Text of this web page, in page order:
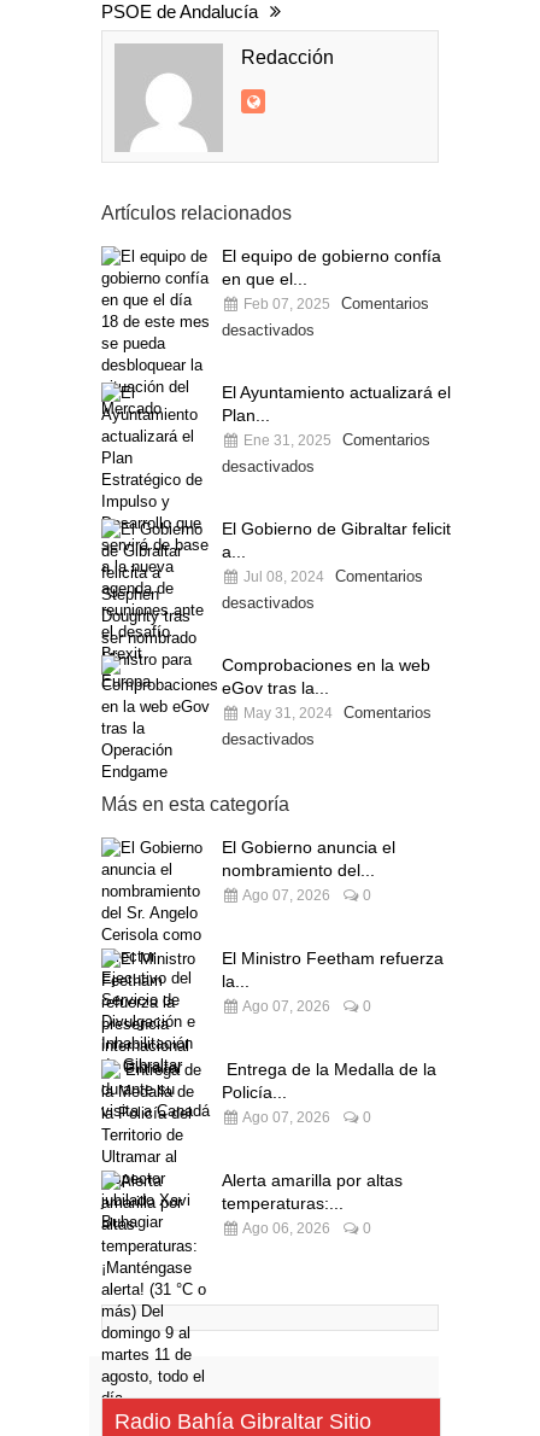
PSOE de Andalucía
Redacción
Artículos relacionados
El equipo de gobierno confía
en que el...
Feb 07, 2025
Comentarios
desactivados
El Ayuntamiento actualizará el
Plan...
Ene 31, 2025
Comentarios
desactivados
El Gobierno de Gibraltar felicita
a...
Jul 08, 2024
Comentarios
desactivados
Comprobaciones en la web
eGov tras la...
May 31, 2024
Comentarios
desactivados
Más en esta categoría
El Gobierno anuncia el
nombramiento del...
Ago 07, 2026 0
El Ministro Feetham refuerza
la...
Ago 07, 2026 0
Entrega de la Medalla de la
Policía...
Ago 07, 2026 0
Alerta amarilla por altas
temperaturas:...
Ago 06, 2026 0
Radio Bahía Gibraltar Sitio